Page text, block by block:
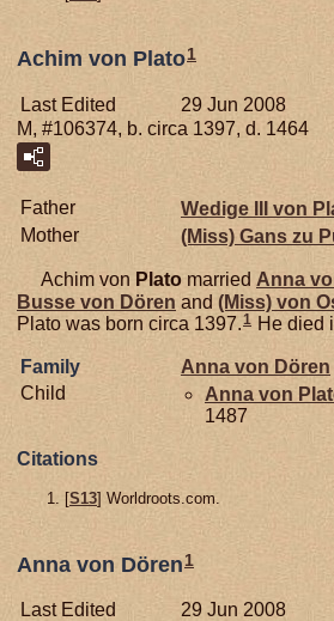
Achim von Plato1
Last Edited
29 Jun 2008
M, #106374, b. circa 1397, d. 1464
Father Wedige III von
Mother
(Miss) Gans zu
Achim von Plato married Anna
Busse von Dören and (Miss) von
Plato was born circa 1397.1 He died
Family Anna von Dören
Child
Anna von
1487
Citations
[S13] Worldroots.com.
Anna von Dören 1
Last Edited
29 Jun 2008